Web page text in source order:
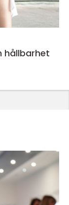
hållbarhet